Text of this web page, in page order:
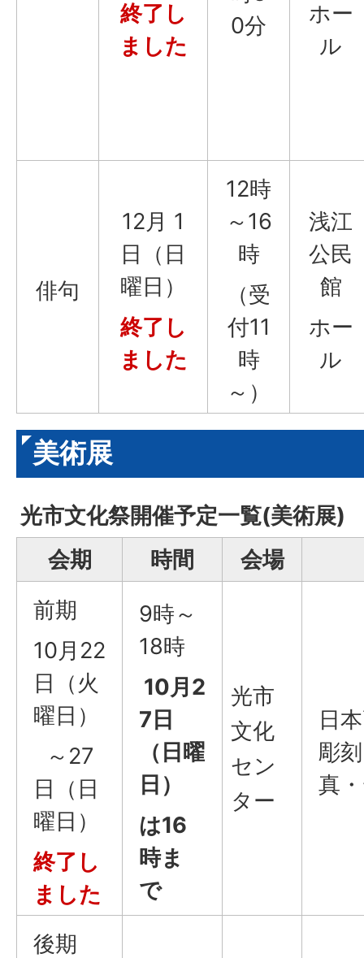
終了し
ました
0分
ホー
ル
俳句
12月 1
日（日
曜日）
終了し
ました
12時
～16
時
（受
付11
時
～）
浅江
公民
館
ホー
ル
美術展
光市文化祭開催予定一覧(美術展)
会期
時間
会場
前期
10月22
日（火
曜日）
～27
日（日
曜日）
終了し
ました
9時～
18時
10月2
7日
（日曜
日）
は16
時ま
で
光市
文化
セン
ター
日
彫
真
後期